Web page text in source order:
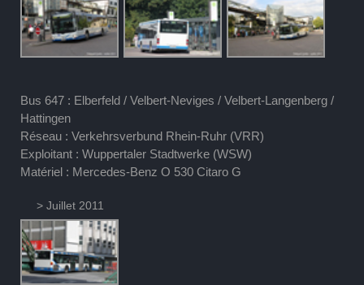
Bus 647 : Elberfeld / Velbert-Neviges / Velbert-Langenberg /
Hattingen
Réseau : Verkehrsverbund Rhein-Ruhr (VRR)
Exploitant : Wuppertaler Stadtwerke (WSW)
Matériel : Mercedes-Benz O 530 Citaro G
> Juillet 2011